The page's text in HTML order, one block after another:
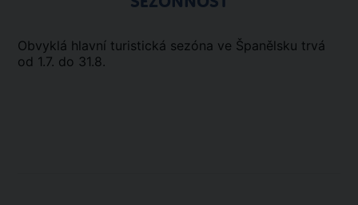
Obvyklá hlavní turistická sezóna ve Španělsku trvá
od 1.7. do 31.8.